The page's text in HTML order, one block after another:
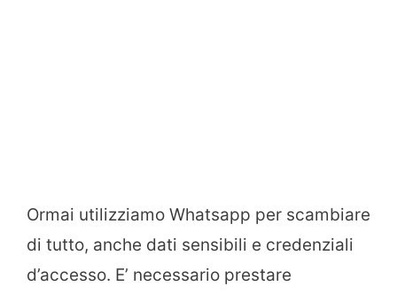
Ormai utilizziamo Whatsapp per scambiare
di tutto, anche dati sensibili e credenziali
d’accesso. E’ necessario prestare